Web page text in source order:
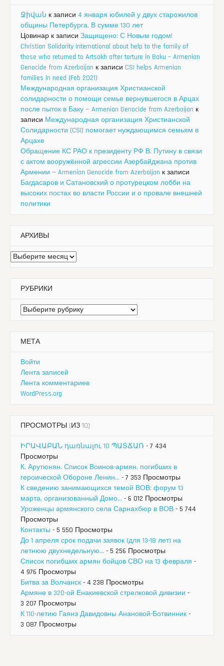
Ջիվան к записи 4 января юбилей у двух старожилов
общины Петербурга. В сумме 130 лет
Цовинар к записи Защищено: С Новым годом!
Christian Solidarity International about help to the family of
those who returned to Artsakh after torture in Baku – Armenian
Genocide from Azerbaijan к записи CSI helps Armenian
families in need (Feb 2021)
Международная организация Христианской
солидарности о помощи семье вернувшегося в Арцах
после пыток в Баку — Armenian Genocide from Azerbaijan к
записи Международная организация Христианской
Солидарности (CSI) помогает нуждающимся семьям в
Арцахе
Обращение КС РАО к президенту РФ В. Путину в связи
с актом вооружённой агрессии Азербайджана против
Армении — Armenian Genocide from Azerbaijan к записи
Багдасаров и Сатановский о протурецком лобби на
высоких постах во власти России и о провале внешней
политики
АРХИВЫ
Архивы
РУБРИКИ
Рубрики
МЕТА
Войти
Лента записей
Лента комментариев
WordPress.org
ПРОСМОТРЫ (ИЗ 10)
ԻՐԱՎԱԲԱՆ դառնալու 10 ՊԱՏՃԱՌ - 7 434
Просмотры
К. Арутюнян. Список Воинов-армян, погибших в
героической Обороне Ленин... - 7 353 Просмотры
К сведению занимающихся темой ВОВ: форум 13
марта, организованный Домо... - 6 012 Просмотры
Уроженцы армянского села Сарнахбюр в ВОВ - 5 744
Просмотры
Контакты - 5 550 Просмотры
До 1 апреля срок подачи заявок (для 13-18 лет) на
летнюю двухнедельную... - 5 256 Просмотры
Список погибших армян бойцов СВО на 13 февраля -
4 976 Просмотры
Битва за Волчанск - 4 238 Просмотры
Армяне в 320-ой Енакиевской стрелковой дивизии -
3 207 Просмотры
К 110-летию Гаянэ Давидовны Анановой-Ботвинник -
3 087 Просмотры